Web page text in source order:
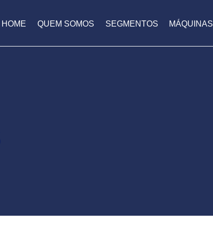
HOME QUEM SOMOS SEGMENTOS MÁQUINAS